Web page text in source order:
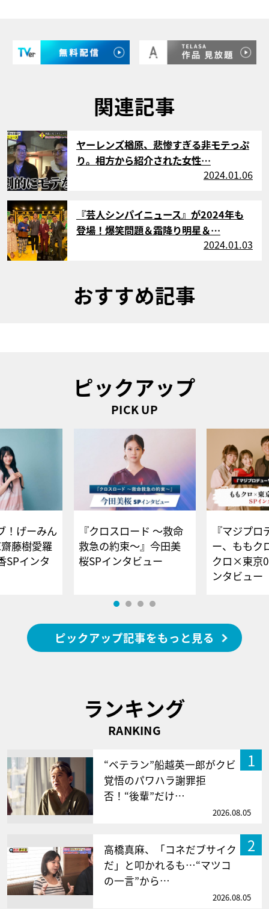
関連記事
サムネイル
ヤーレンズ楢原、悲惨すぎる非モテっぷ
り。相方から紹介された女性…
2024.01.06
サムネイル
『芸人シンパイニュース』が2024年も
登場！爆笑問題＆霜降り明星＆…
2024.01.03
おすすめ記事
ピックアップ
PICK UP
！げーみん
藤樹愛羅
SPインタ
『クロスロード ～救命
救急の約束～』今田美
桜SPインタビュー
『マジプロ
ー、ももク
クロ×東京
ンタビュー
ピックアップ記事をもっと見る
ランキング
RANKING
1
“ベテラン”船越英一郎がクビ
覚悟のパワハラ謝罪拒
否！“後輩”だけ…
2026.08.05
2
高橋真麻、「コネだブサイク
だ」と叩かれるも…“マツコ
の一言”から…
2026.08.05